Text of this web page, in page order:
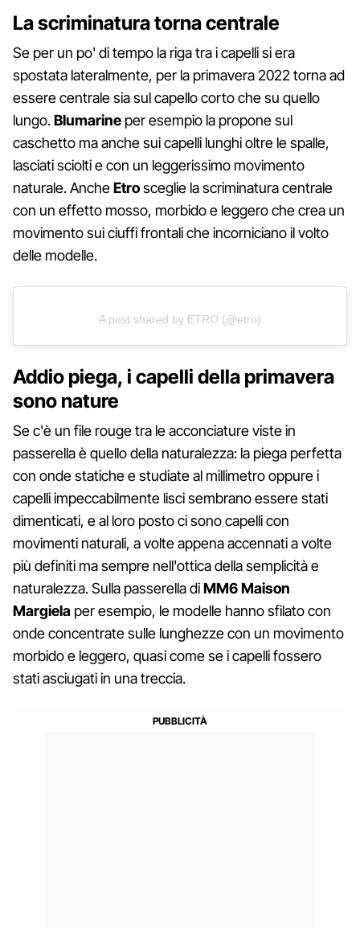
La scriminatura torna centrale
Se per un po' di tempo la riga tra i capelli si era
spostata lateralmente, per la primavera 2022 torna ad
essere centrale sia sul capello corto che su quello
lungo.Blumarine per esempio la propone sul
caschetto ma anche sui capelli lunghi oltre le spalle,
lasciati sciolti e con un leggerissimo movimento
naturale. AncheEtrosceglie la scriminatura centrale
con un effetto mosso, morbido e leggero che crea un
movimento sui ciuffi frontali che incorniciano il volto
delle modelle.
A post shared by ETRO (@etro)
Addio piega, i capelli della primavera
sono nature
Se c'è un file rouge tra le acconciature viste in
passerella è quello della naturalezza: la piega perfetta
con onde statiche e studiate al millimetro oppure i
capelli impeccabilmente lisci sembrano essere stati
dimenticati, e al loro posto ci sono capelli con
movimenti naturali, a volte appena accennati a volte
più definiti ma sempre nell'ottica della semplicità e
naturalezza. Sulla passerella diMM6Maison
Margiela per esempio, le modelle hanno sfilato con
onde concentrate sulle lunghezze con un movimento
morbido e leggero, quasi come se i capelli fossero
stati asciugati in una treccia.